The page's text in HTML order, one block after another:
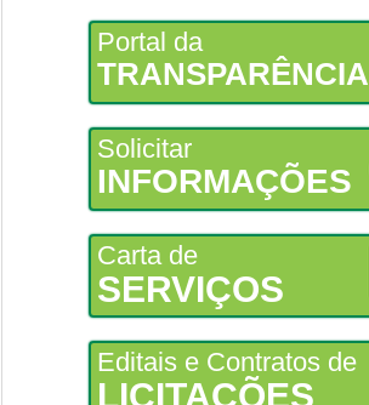
Portal da
TRANSPARÊNCIA
Solicitar
INFORMAÇÕES
Carta de
SERVIÇOS
Editais e Contratos de
LICITAÇÕES